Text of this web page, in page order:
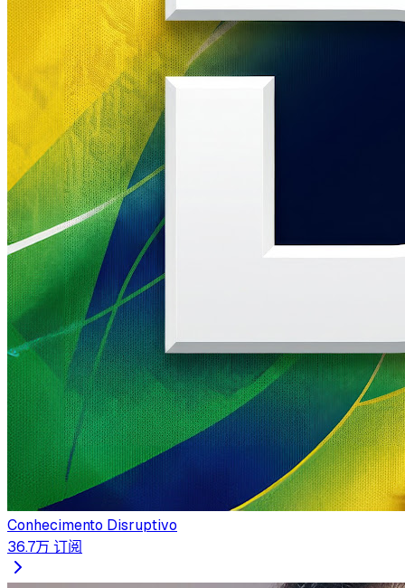
Conhecimento Disruptivo
36.7万 订阅